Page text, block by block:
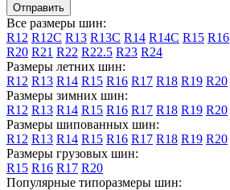
Perodua
Peugeot
Plymouth
Polaris
Pontiac
Porsche
Proton
Все размеры шин:
R12 R12C R13 R13C R14 R14C R15 R16
R20 R21 R22 R22.5 R23 R24
Размеры летних шин:
R12 R13 R14 R15 R16 R17 R18 R19 R20
Размеры зимних шин:
R12 R13 R14 R15 R16 R17 R18 R19 R20
Размеры шипованных шин:
R12 R13 R14 R15 R16 R17 R18 R19 R20
Размеры грузовых шин:
R15 R16 R17 R20
Популярные типоразмеры шин: